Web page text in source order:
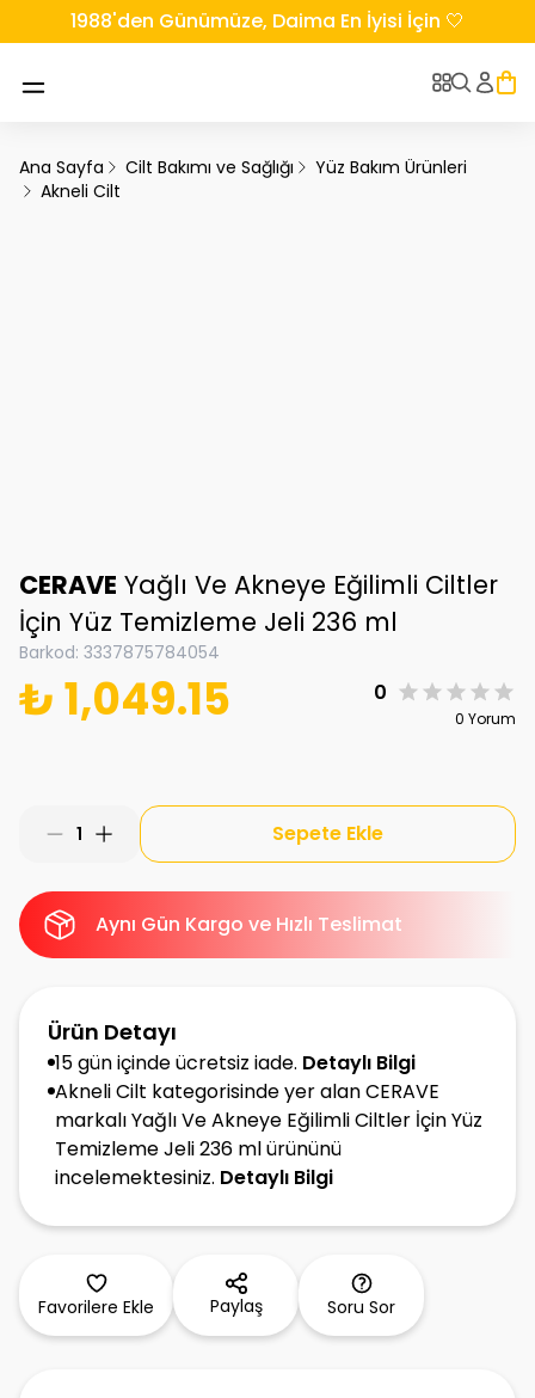
1988'den Günümüze, Daima En İyisi İçin 🤍
Ana Sayfa Cilt Bakımı ve Sağlığı
Yüz Bakım Ürünleri
Akneli Cilt
CERAVE Yağlı Ve Akneye Eğilimli Ciltler
İçin Yüz Temizleme Jeli 236 ml
Barkod: 3337875784054
₺ 1,049.15 0
0 Yorum
1 Sepete Ekle
Aynı Gün Kargo ve Hızlı Teslimat
Ürün Detayı
15 gün içinde ücretsiz iade. Detaylı Bilgi
Akneli Cilt kategorisinde yer alan CERAVE
markalı Yağlı Ve Akneye Eğilimli Ciltler İçin Yüz
Temizleme Jeli 236 ml ürününü
incelemektesiniz. Detaylı Bilgi
Favorilere Ekle Paylaş Soru Sor